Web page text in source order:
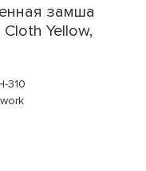
замша
Yellow,
310